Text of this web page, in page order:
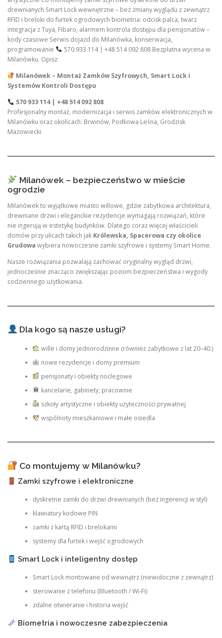
drewnianych Smart Lock wewnętrzne – bez zmiany wyglądu z zewnątrz
RFID i breloki do furtek ogrodowych biometria: odcisk palca, twarz
integracja z Tuya, Fibaro, alarmem kontrola dostępu dla pensjonatów –
kody czasowe Serwis dojazd do Milanówka, konserwacja,
programowanie
570 933 114 | +48 514 092 808 Bezpłatna wycena w
Milanówku. Opisz
Milanówek – Montaż Zamków Szyfrowych, Smart Lock i
Systemów Kontroli Dostępu
570 933 114 | +48 514 092 808
Profesjonalny montaż, modernizacja i serwis zamków elektronicznych w
Milanówku oraz okolicach: Brwinów, Podkowa Leśna, Grodzisk
Mazowiecki.
Milanówek – bezpieczeństwo w mieście
ogrodzie
Milanówek to wyjątkowe miasto willowe, gdzie zabytkowa architektura,
drewniane drzwi i eleganckie rezydencje wymagają rozwiązań, które
nie ingerują w estetykę budynków. Dlatego coraz więcej właścicieli
domów przy ulicach takich jak Królewska, Spacerowa czy okolice
Grudowa wybiera nowoczesne zamki szyfrowe i systemy Smart Home.
Nasze rozwiązania pozwalają zachować oryginalny wygląd drzwi,
jednocześnie znacząco zwiększając poziom bezpieczeństwa i wygody
codziennego użytkowania.
Dla kogo są nasze usługi?
wille i domy jednorodzinne (również zabytkowe z lat 20–40.)
nowe rezydencje i domy premium
pensjonaty i obiekty noclegowe
kancelarie, gabinety, pracownie
szkoły artystyczne i obiekty użyteczności prywatnej
wspólnoty mieszkaniowe i małe osiedla
Co montujemy w Milanówku?
Zamki szyfrowe i elektroniczne
dyskretne zamki do drzwi drewnianych (bez ingerencji w styl)
klawiatury kodowe PIN
zamki z kartą RFID i brelokami
systemy dla furtek i wejść ogrodowych
Smart Lock i inteligentny dostęp
Smart Lock montowane od wewnątrz (niewidoczne z zewnątrz)
sterowanie z telefonu (Bluetooth / Wi-Fi)
zdalne otwieranie i historia wejść
Biometria i nowoczesne zabezpieczenia